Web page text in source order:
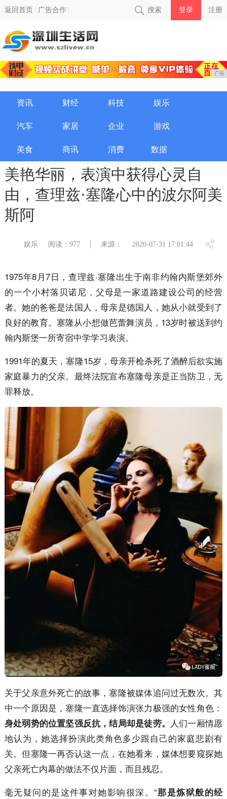
返回首页 广告合作 搜索 登录 注册
广告
资讯 财经 科技 娱乐
汽车 家居 企业 游戏
美食 商讯 消费 数据
美艳华丽，表演中获得心灵自
由，查理兹·塞隆心中的波尔阿美
斯阿
娱乐 阅读：977 来源： 2020-07-31 17:01:44
1975年8月7日，查理兹·塞隆出生于南非约翰内斯堡郊外
的一个小村落贝诺尼，父母是一家道路建设公司的经营
者。她的爸爸是法国人，母亲是德国人，她从小就受到了
良好的教育。塞隆从小想做芭蕾舞演员，13岁时被送到约
翰内斯堡一所寄宿中学学习表演。
1991年的夏天，塞隆15岁，母亲开枪杀死了酒醉后欲实施
家庭暴力的父亲。最终法院宣布塞隆母亲是正当防卫，无
罪释放。
关于父亲意外死亡的故事，塞隆被媒体追问过无数次。其
中一个原因是，塞隆一直选择饰演张力极强的女性角色：
身处弱势的位置坚强反抗，结局却是徒劳。 人们一厢情愿
地认为，她选择扮演此类角色多少跟自己的家庭悲剧有
关。但塞隆一再否认这一点，在她看来，媒体想要窥探她
父亲死亡内幕的做法不仅片面，而且残忍。
毫无疑问的是这件事对她影响很深。“那是炼狱般的经